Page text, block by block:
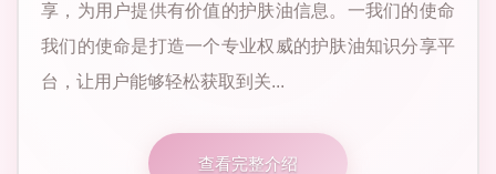
享，为用户提供有价值的护肤油信息。一我们的使命
我们的使命是打造一个专业权威的护肤油知识分享平
台，让用户能够轻松获取到关...
查看完整介绍